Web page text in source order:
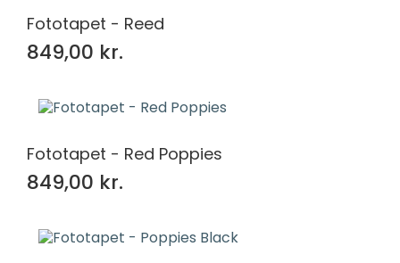
416x254
108
416x290
450x300
Tags
blomster
56
udsigt
vintage
Fototapet - Reed
849,00 kr.
Fototapet - Red Poppies
849,00 kr.